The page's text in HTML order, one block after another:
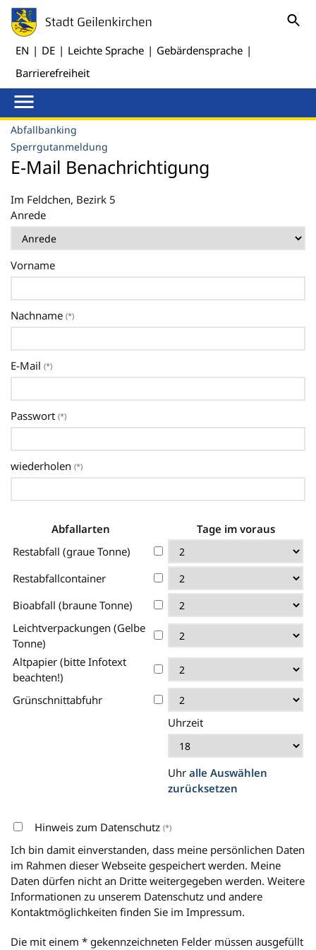
EN | DE | Leichte Sprache | Gebärdensprache |
Barrierefreiheit
Abfallbanking
Sperrgutanmeldung
E-Mail Benachrichtigung
Im Feldchen, Bezirk 5
Anrede
Vorname
Nachname (*)
E-Mail (*)
Passwort (*)
wiederholen (*)
Abfallarten
Tage im voraus
Restabfall (graue Tonne)
Restabfallcontainer
Bioabfall (braune Tonne)
Leichtverpackungen (Gelbe
Tonne)
Altpapier (bitte Infotext
beachten!)
Grünschnittabfuhr
Uhrzeit
Uhr alle Auswählen
zurücksetzen
Hinweis zum Datenschutz (*)
Ich bin damit einverstanden, dass meine persönlichen Daten
im Rahmen dieser Webseite gespeichert werden. Meine
Daten dürfen nicht an Dritte weitergegeben werden. Weitere
Informationen zu unserem Datenschutz und andere
Kontaktmöglichkeiten finden Sie im Impressum.
Die mit einem * gekennzeichneten Felder müssen ausgefüllt